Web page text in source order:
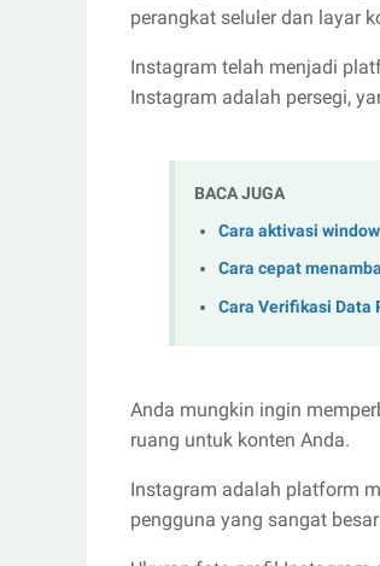
perangkat seluler dan layar
Instagram telah menjadi
Instagram adalah persegi,
BACA JUGA
Cara aktivasi
Cara cepat
Cara Verifikasi Data
Anda mungkin ingin
ruang untuk konten Anda.
Instagram adalah platform
pengguna yang sangat